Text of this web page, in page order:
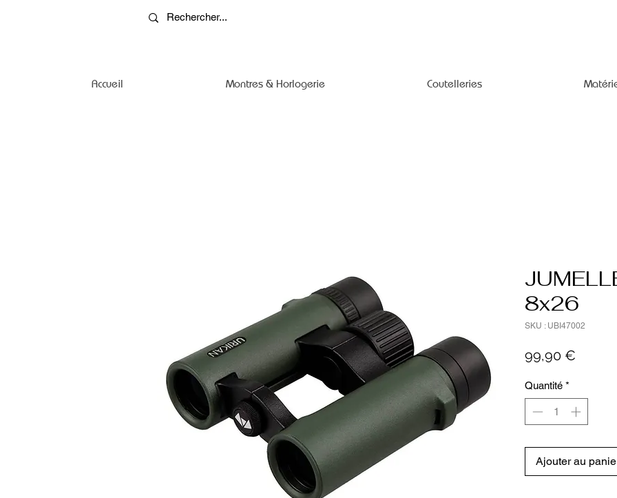
Accueil Montres & Horlogerie Coutelleries
8x26
SKU : UBI47002
99,90 €
Quantité *
Ajouter au